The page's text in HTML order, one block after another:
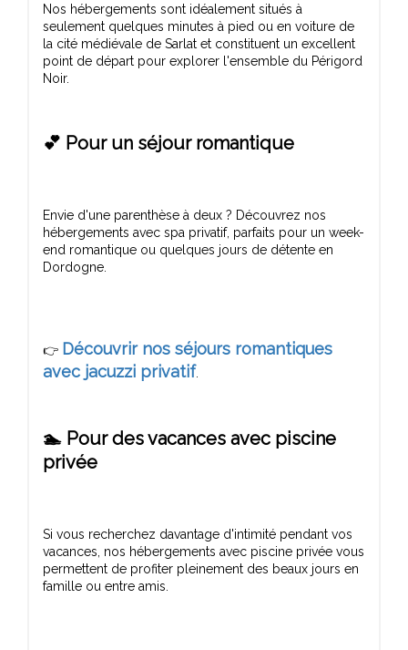
Nos hébergements sont idéalement situés à
seulement quelques minutes à pied ou en voiture de
la cité médiévale de Sarlat et constituent un excellent
point de départ pour explorer l'ensemble du Périgord
💕 Pour un séjour romantique
Envie d'une parenthèse à deux ? Découvrez nos
hébergements avec spa privatif, parfaits pour un week-
end romantique ou quelques jours de détente en
👉 Découvrir nos séjours romantiques
avec jacuzzi privatif
🏊 Pour des vacances avec piscine
privée
Si vous recherchez davantage d'intimité pendant vos
vacances, nos hébergements avec piscine privée vous
permettent de profiter pleinement des beaux jours en